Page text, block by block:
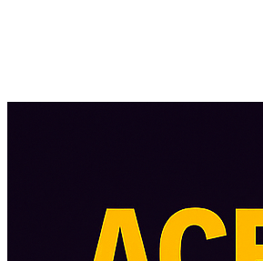
Histórico de pedidos DownloadsAssinaturas
Informativo